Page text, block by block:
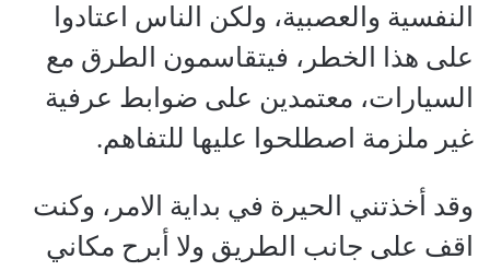
النفسية والعصبية، ولكن الناس اعتادوا
على هذا الخطر، فيتقاسمون الطرق مع
السيارات، معتمدين على ضوابط عرفية
غير ملزمة اصطلحوا عليها للتفاهم.
وقد أخذتني الحيرة في بداية الامر، وكنت
اقف على جانب الطريق ولا أبرح مكاني